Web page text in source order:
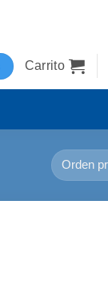
Carrito